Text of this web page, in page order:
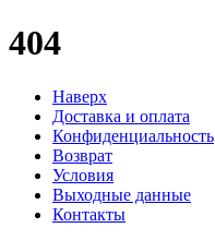
404
Наверх
Доставка и оплата
Конфиденциальность
Возврат
Условия
Выходные данные
Контакты